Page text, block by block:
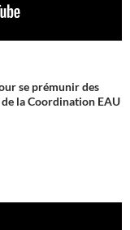
se prémunir des
la Coordination EAU